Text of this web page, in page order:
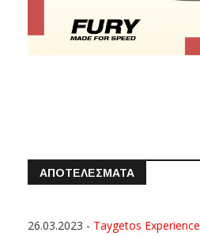
ΑΠΟΤΕΛΕΣΜΑΤΑ
26.03.2023 - Taygetos Experience